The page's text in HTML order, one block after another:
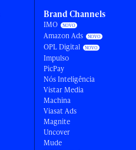
Brand Channels
IMO
Amazon Ads
OPL Digital
Impulso
PicPay
Nós Inteligência
Vistar Media
Machina
Viasat Ads
Magnite
Uncover
Mude